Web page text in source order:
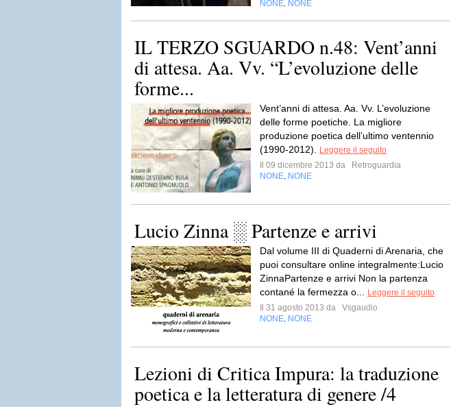
NONE NONE
IL TERZO SGUARDO n.48: Vent’anni
di attesa. Aa. Vv. “L’evoluzione delle
forme...
Vent’anni di attesa. Aa. Vv. L’evoluzione
delle forme poetiche. La migliore
produzione poetica dell’ultimo ventennio
(1990-2012).
Leggere il seguito
Il 09 dicembre 2013 da
Retroguardia
NONE NONE
Lucio Zinna ░ Partenze e arrivi
Dal volume III di Quaderni di Arenaria, che
puoi consultare online integralmente:Lucio
ZinnaPartenze e arrivi Non la partenza
contané la fermezza o...
Leggere il seguito
Il 31 agosto 2013 da
Vsgaudio
NONE NONE
Lezioni di Critica Impura: la traduzione
poetica e la letteratura di genere /4